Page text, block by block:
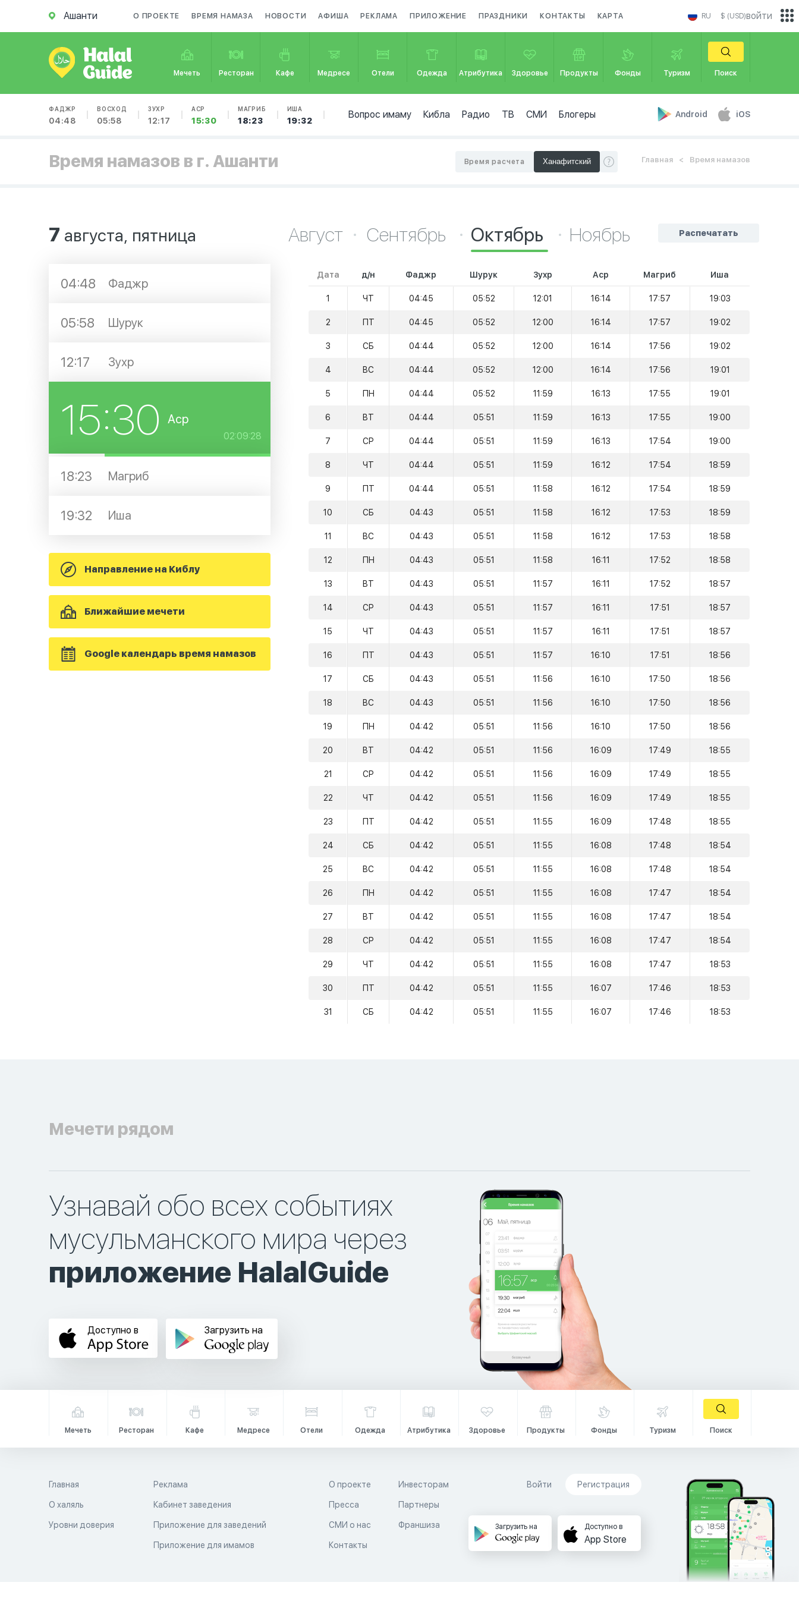
Ашанти О ПРОЕКТЕ ВРЕМЯ НАМАЗА НОВОСТИ АФИША РЕКЛАМА ПРИЛОЖЕНИЕ ПРАЗДНИКИ КОНТАКТЫ КАРТА RU $ (USD)
Мечеть Ресторан Кафе Медресе Отели Одежда Атрибутика Здоровье Продукты Фонды Туризм Поиск
ФАДЖР
04:48
ВОСХОД
05:58
ЗУХР
12:17
АСР
15:30
МАГРИБ
18:23
ИША
19:32
Вопрос имаму Кибла Радио ТВ СМИ Блогеры Android iOS
войти
Время намазов в г. Ашанти Главная Время намазов
Время расчета
7 августа, пятница
04:48 Фаджр
05:58 Шурук
12:17 Зухр
15:30 Аср
02:09:28
18:23 Магриб
19:32 Иша
Направление на Киблу
Ближайшие мечети
Google календарь время намазов
Распечатать
Август Сентябрь Октябрь Ноябрь
Дата д/н Фаджр Шурук Зухр Аср Магриб Иша
1 ЧТ 04:45 05:52 12:01 16:14 17:57 19:03
2 ПТ 04:45 05:52 12:00 16:14 17:57 19:02
3 СБ 04:44 05:52 12:00 16:14 17:56 19:02
4 ВС 04:44 05:52 12:00 16:14 17:56 19:01
5 ПН 04:44 05:52 11:59 16:13 17:55 19:01
6 ВТ 04:44 05:51 11:59 16:13 17:55 19:00
7 СР 04:44 05:51 11:59 16:13 17:54 19:00
8 ЧТ 04:44 05:51 11:59 16:12 17:54 18:59
9 ПТ 04:44 05:51 11:58 16:12 17:54 18:59
10 СБ 04:43 05:51 11:58 16:12 17:53 18:59
11 ВС 04:43 05:51 11:58 16:12 17:53 18:58
12 ПН 04:43 05:51 11:58 16:11 17:52 18:58
13 ВТ 04:43 05:51 11:57 16:11 17:52 18:57
14 СР 04:43 05:51 11:57 16:11 17:51 18:57
15 ЧТ 04:43 05:51 11:57 16:11 17:51 18:57
16 ПТ 04:43 05:51 11:57 16:10 17:51 18:56
17 СБ 04:43 05:51 11:56 16:10 17:50 18:56
18 ВС 04:43 05:51 11:56 16:10 17:50 18:56
19 ПН 04:42 05:51 11:56 16:10 17:50 18:56
20 ВТ 04:42 05:51 11:56 16:09 17:49 18:55
21 СР 04:42 05:51 11:56 16:09 17:49 18:55
22 ЧТ 04:42 05:51 11:56 16:09 17:49 18:55
23 ПТ 04:42 05:51 11:55 16:09 17:48 18:55
24 СБ 04:42 05:51 11:55 16:08 17:48 18:54
25 ВС 04:42 05:51 11:55 16:08 17:48 18:54
26 ПН 04:42 05:51 11:55 16:08 17:47 18:54
27 ВТ 04:42 05:51 11:55 16:08 17:47 18:54
28 СР 04:42 05:51 11:55 16:08 17:47 18:54
29 ЧТ 04:42 05:51 11:55 16:08 17:47 18:53
30 ПТ 04:42 05:51 11:55 16:07 17:46 18:53
31 СБ 04:42 05:51 11:55 16:07 17:46 18:53
Мечети рядом
Узнавай обо всех событиях
мусульманского мира через
приложение HalalGuide
Доступно в Загрузить на
Мечеть Ресторан Кафе Медресе Отели Одежда Атрибутика Здоровье Продукты Фонды Туризм Поиск
Главная
О халяль
Уровни доверия
Реклама
Кабинет заведения
Приложение для заведений
Приложение для имамов
О проекте
Пресса
СМИ о нас
Контакты
Инвесторам
Партнеры
Франшиза
Войти Регистрация
Загрузить на Доступно в
App Store